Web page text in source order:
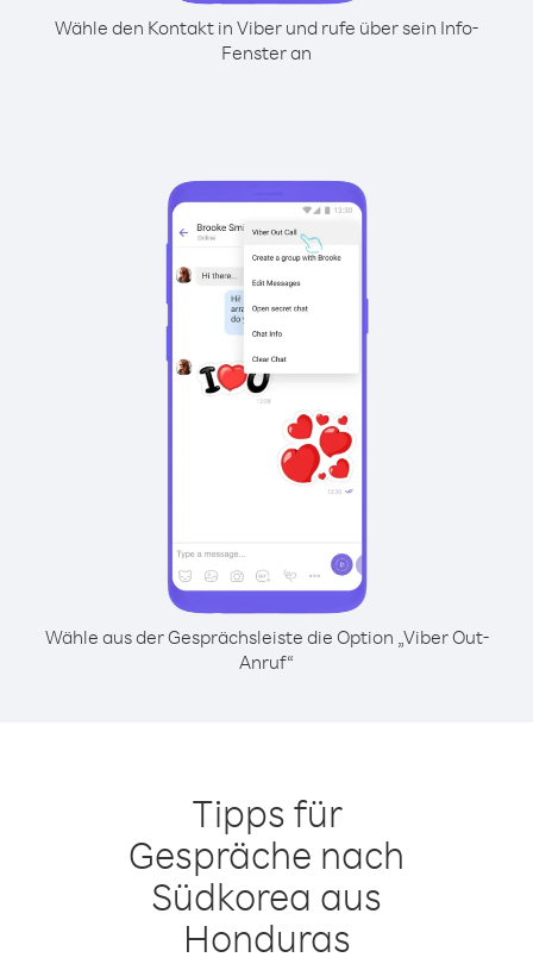
Wähle den Kontakt in Viber und rufe über sein Info-
Fenster an
Wähle aus der Gesprächsleiste die Option „Viber Out-
Anruf“
Tipps für
Gespräche nach
Südkorea aus
Honduras